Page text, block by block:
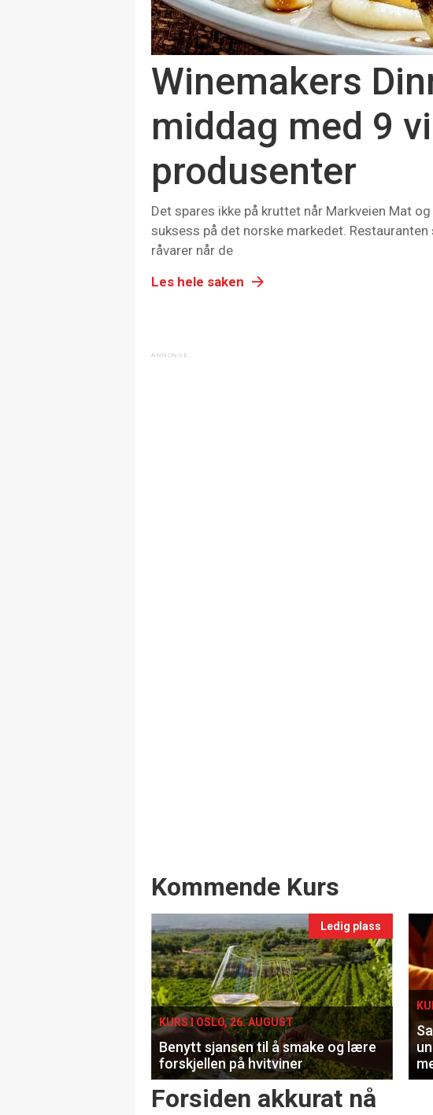
Winemakers
middag med 9
produsenter
Det spares ikke på kruttet når Markveien Mat
suksess på det norske markedet.
råvarer når de
Les hele saken
Events
Kommende Kurs
Ledig plass
KURS I OSLO, 26. AUGUST
Benytt sjansen til å smake og lære
forskjellen på hvitviner
Forsiden akkurat nå